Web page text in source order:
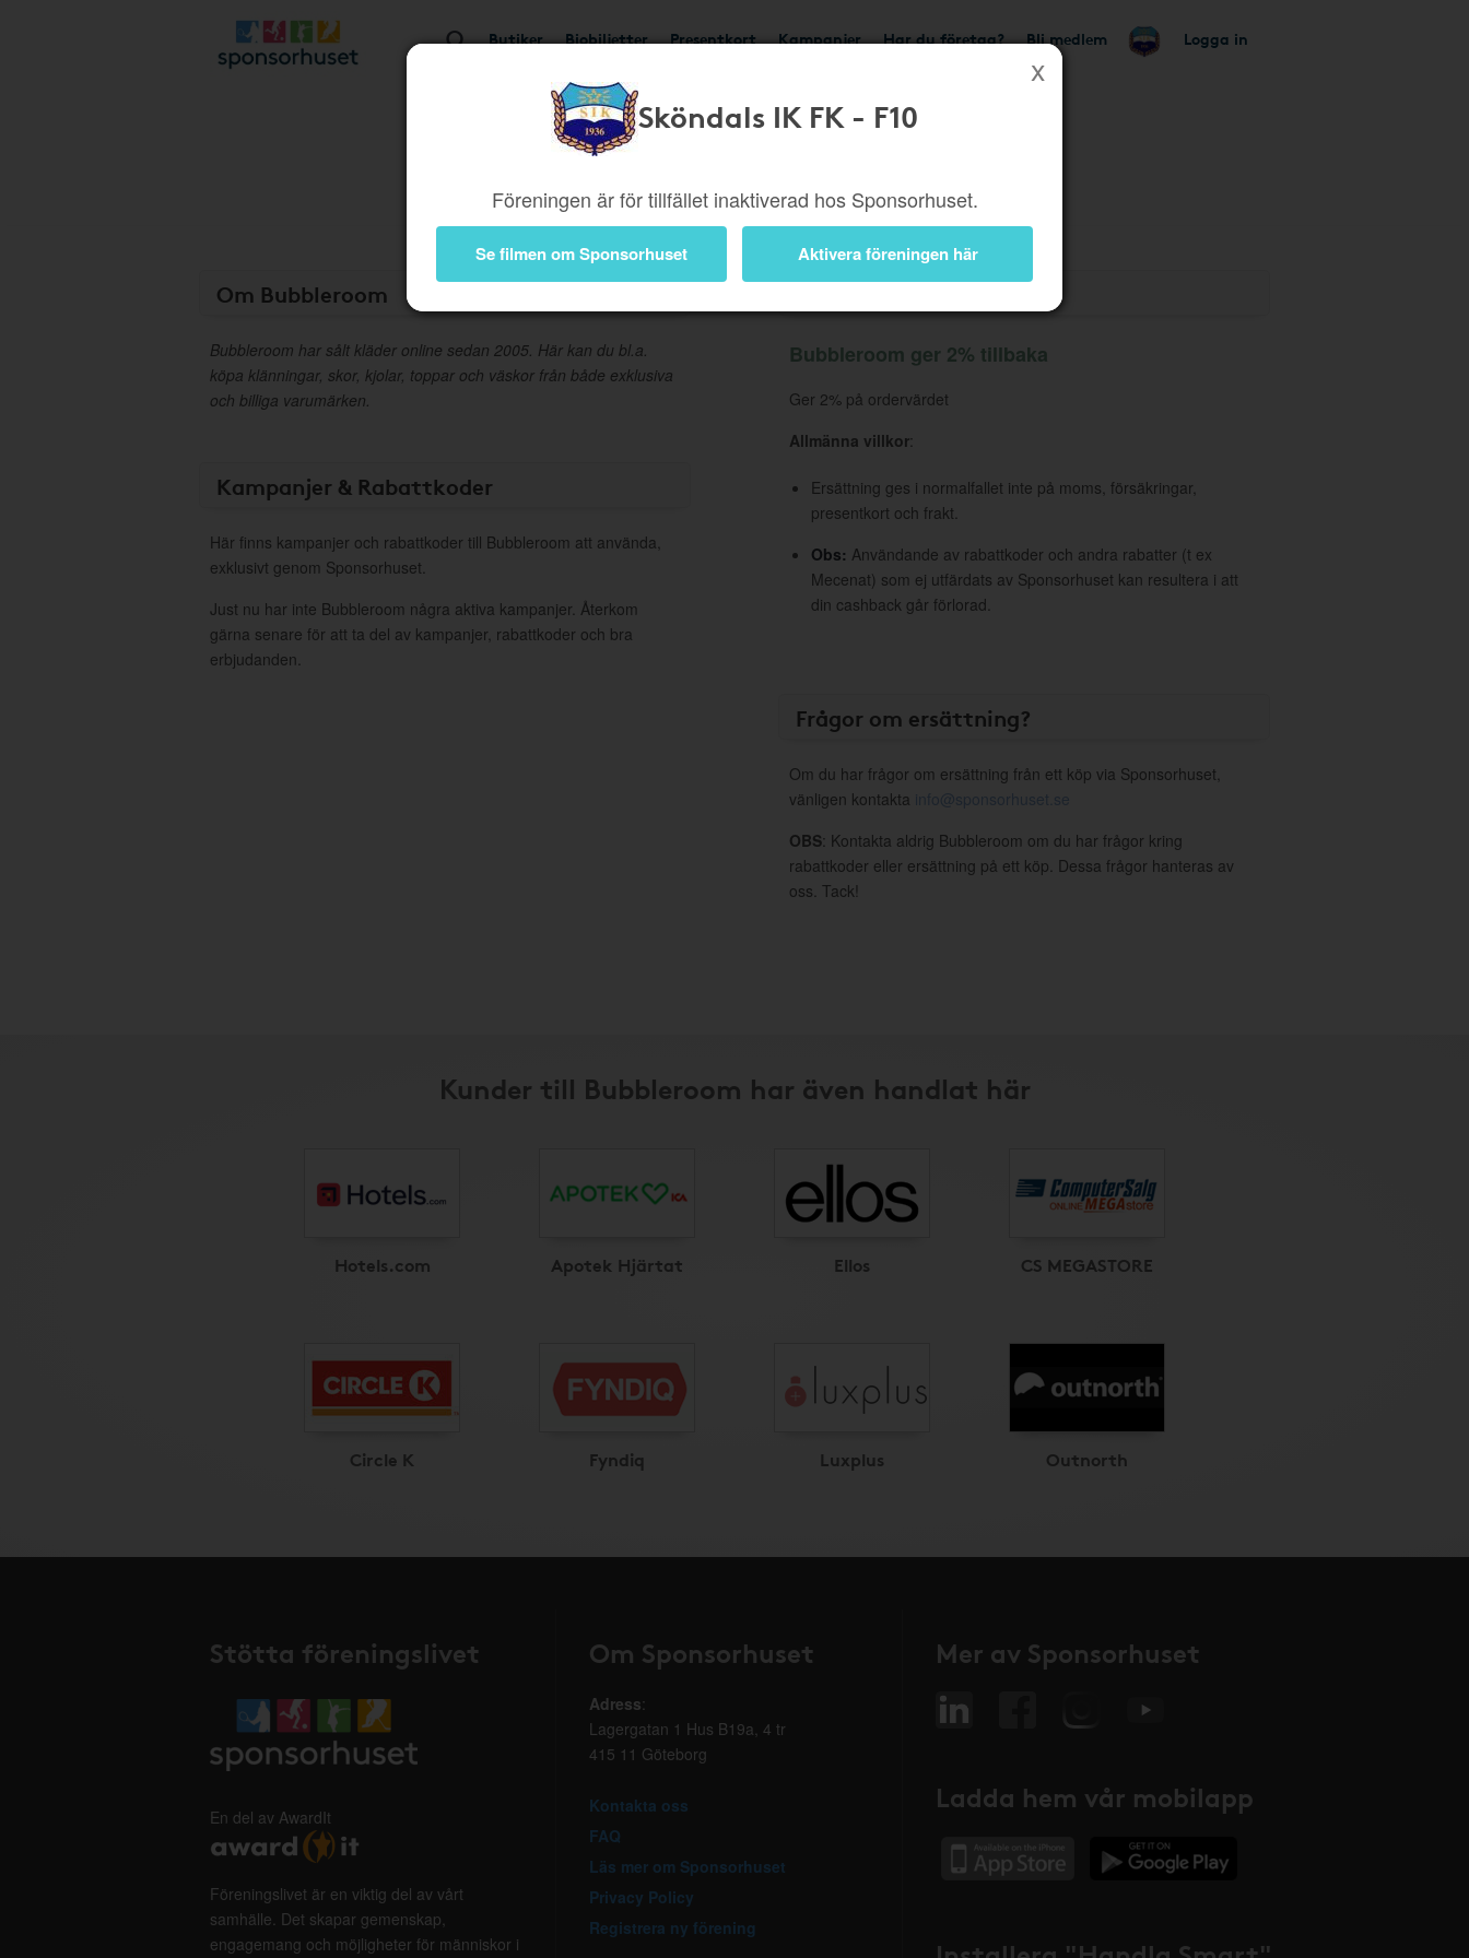
Butiker Biobiljetter Presentkort Kampanjer Har du företag? Bli medlem Logga in
Sköndals IK FK - F10
Föreningen är för tillfället inaktiverad hos Sponsorhuset.
Se filmen om Sponsorhuset Aktivera föreningen här
Om Bubbleroom
Bubbleroom har sålt kläder online sedan 2005. Här kan du bl.a.
köpa klänningar, skor, kjolar, toppar och väskor från både exklusiva
och billiga varumärken.
Kampanjer & Rabattkoder
Här finns kampanjer och rabattkoder till Bubbleroom att använda,
exklusivt genom Sponsorhuset.
Just nu har inte Bubbleroom några aktiva kampanjer. Återkom
gärna senare för att ta del av kampanjer, rabattkoder och bra
erbjudanden.
Bubbleroom ger 2% tillbaka
Ger 2% på ordervärdet
Allmänna villkor:
Ersättning ges i normalfallet inte på moms, försäkringar,
presentkort och frakt.
Obs: Användande av rabattkoder och andra rabatter (t ex
Mecenat) som ej utfärdats av Sponsorhuset kan resultera i att
din cashback går förlorad.
Frågor om ersättning?
Om du har frågor om ersättning från ett köp via Sponsorhuset,
vänligen kontakta info@sponsorhuset.se
OBS: Kontakta aldrig Bubbleroom om du har frågor kring
rabattkoder eller ersättning på ett köp. Dessa frågor hanteras av
oss. Tack!
Kunder till Bubbleroom har även handlat här
Hotels.com Apotek Hjärtat Ellos CS MEGASTORE
Circle K Fyndiq Luxplus Outnorth
Stötta föreningslivet
En del av AwardIt
Föreningslivet är en viktig del av vårt
samhälle. Det skapar gemenskap,
engagemang och möjligheter för människor i
Om Sponsorhuset
Adress:
Lagergatan 1 Hus B19a, 4 tr
415 11 Göteborg
Kontakta oss
FAQ
Läs mer om Sponsorhuset
Privacy Policy
Registrera ny förening
Mer av Sponsorhuset
Ladda hem vår mobilapp